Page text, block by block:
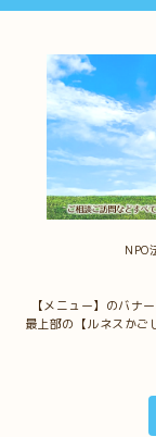
NPO
【メニュー】のバナ
最上部の【ルネスかご